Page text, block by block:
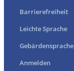
Barrierefreiheit
Leichte Sprache
Gebärdensprache
Anmelden